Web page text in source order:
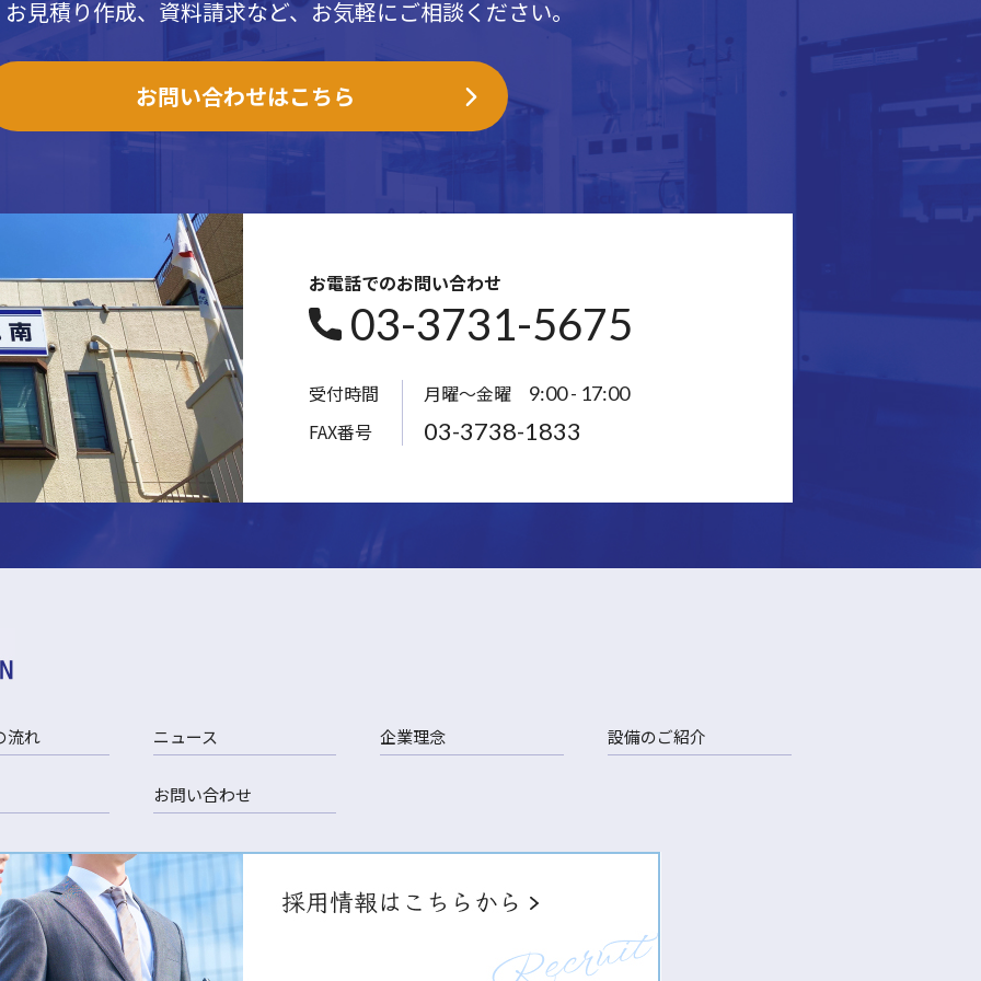
見積り作成、資料請求など、お気軽にご相談ください。
お問い合わせはこちら
お電話でのお問い合わせ
03-3731-5675
受付時間 月曜～金曜 9:00 - 17:00
FAX番号 03-3738-1833
流れ ニュース 企業理念 設備のご紹介
お問い合わせ